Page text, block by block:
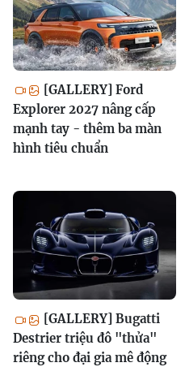
[GALLERY] Ford
Explorer 2027 nâng cấp
mạnh tay - thêm ba màn
hình tiêu chuẩn
[GALLERY] Bugatti
Destrier triệu đô "thửa"
riêng cho đại gia mê động